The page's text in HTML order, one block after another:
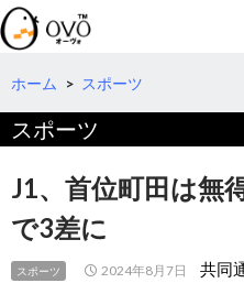
検
索
コ
テ
へ
動
ホーム > スポーツ
スポーツ
J1、首位町田は無
で3差に
スポーツ 2024年8月7日 共同